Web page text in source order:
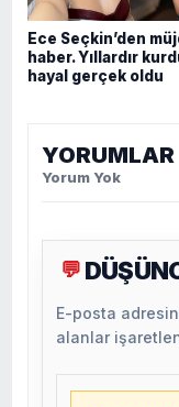
Ece Seçkin’den
haber. Yıllardır
hayal gerçek oldu
YORUMLAR
Yorum Yok
💬
E-posta
alanlar